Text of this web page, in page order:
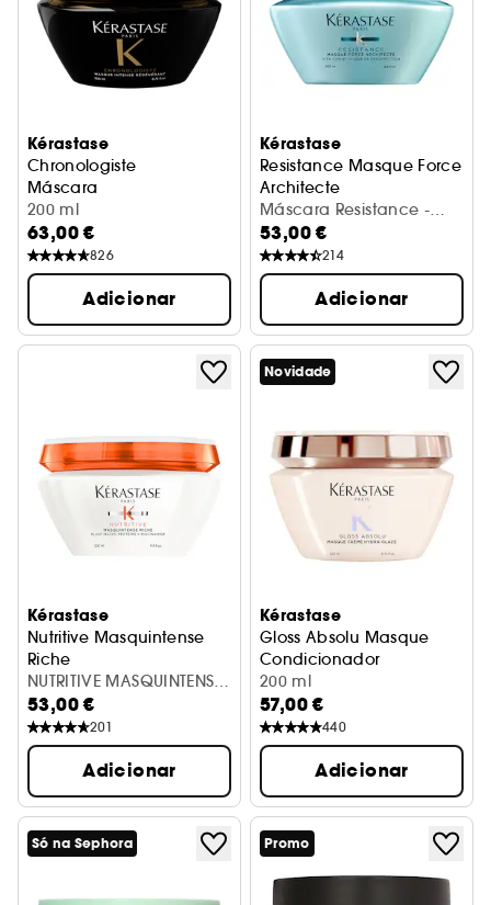
Kérastase
Chronologiste
Máscara
200 ml
63,00 €
826
Adicionar
Kérastase
Resistance Masque Force
Architecte
Máscara Reconstrutora
Máscara Resistance -
Masque Force Architecte
53,00 €
214
Adicionar
Kérastase
Nutritive Masquintense
Riche
Máscara Capilar Ultra Concentrada
NUTRITIVE MASQUINTENSE
RICHE 200ML
53,00 €
201
Adicionar
Novidade
Kérastase
Gloss Absolu Masque
Condicionador
200 ml
57,00 €
440
Adicionar
Só na Sephora Promo